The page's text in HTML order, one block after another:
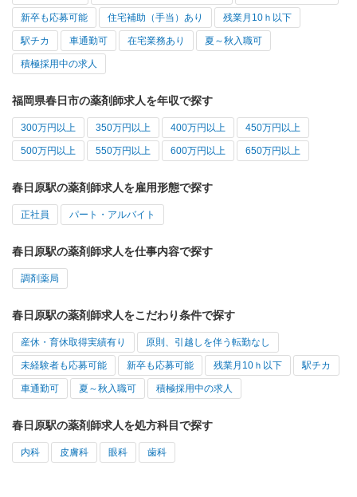
新卒も応募可能 住宅補助（手当）あり 残業月10ｈ以下
駅チカ 車通勤可 在宅業務あり 夏～秋入職可
積極採用中の求人
福岡県春日市の薬剤師求人を年収で探す
300万円以上 350万円以上 400万円以上 450万円以上
500万円以上 550万円以上 600万円以上 650万円以上
春日原駅の薬剤師求人を雇用形態で探す
正社員 パート・アルバイト
春日原駅の薬剤師求人を仕事内容で探す
調剤薬局
春日原駅の薬剤師求人をこだわり条件で探す
産休・育休取得実績有り 原則、引越しを伴う転勤なし
未経験者も応募可能 新卒も応募可能 残業月10ｈ以下 駅チカ
車通勤可 夏～秋入職可 積極採用中の求人
春日原駅の薬剤師求人を処方科目で探す
内科 皮膚科 眼科 歯科